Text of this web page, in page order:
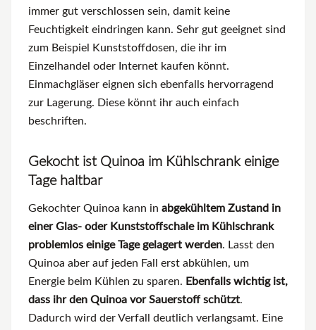
immer gut verschlossen sein, damit keine
Feuchtigkeit eindringen kann. Sehr gut geeignet sind
zum Beispiel Kunststoffdosen, die ihr im
Einzelhandel oder Internet kaufen könnt.
Einmachgläser eignen sich ebenfalls hervorragend
zur Lagerung. Diese könnt ihr auch einfach
beschriften.
Gekocht ist Quinoa im Kühlschrank einige
Tage haltbar
Gekochter Quinoa kann in abgekühltem Zustand in
einer Glas- oder Kunststoffschale im Kühlschrank
problemlos einige Tage gelagert werden. Lasst den
Quinoa aber auf jeden Fall erst abkühlen, um
Energie beim Kühlen zu sparen. Ebenfalls wichtig ist,
dass ihr den Quinoa vor Sauerstoff schützt.
Dadurch wird der Verfall deutlich verlangsamt. Eine